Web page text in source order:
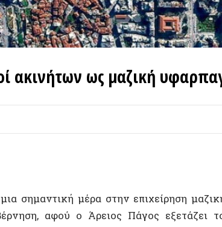
ως μαζική υφαρπαγή
αφού ο Άρειος Πάγος εξετάζει το αν οι
3156/2003, βάσει του οποίου έχουν
σύγχυση, οι «servicers» είναι Α.Ε. με τη